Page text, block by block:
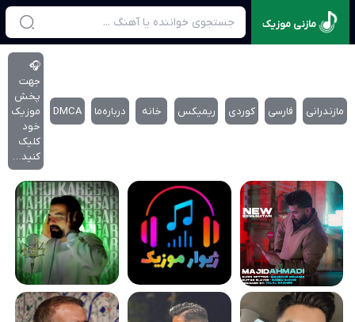
مازنی موزیک
مازندرانی فارسی کوردی ریمیکس خانه درباره‌‌ما DMCA
🎧
جهت
پخش
موزیک
خود
کلیک
کنید…